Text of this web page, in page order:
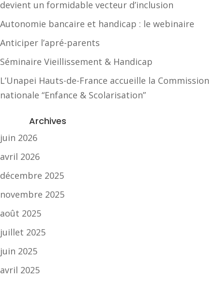
devient un formidable vecteur d’inclusion
Autonomie bancaire et handicap : le webinaire
Anticiper l’apré-parents
Séminaire Vieillissement & Handicap
L’Unapei Hauts-de-France accueille la Commission
nationale “Enfance & Scolarisation”
Archives
juin 2026
avril 2026
décembre 2025
novembre 2025
août 2025
juillet 2025
juin 2025
avril 2025